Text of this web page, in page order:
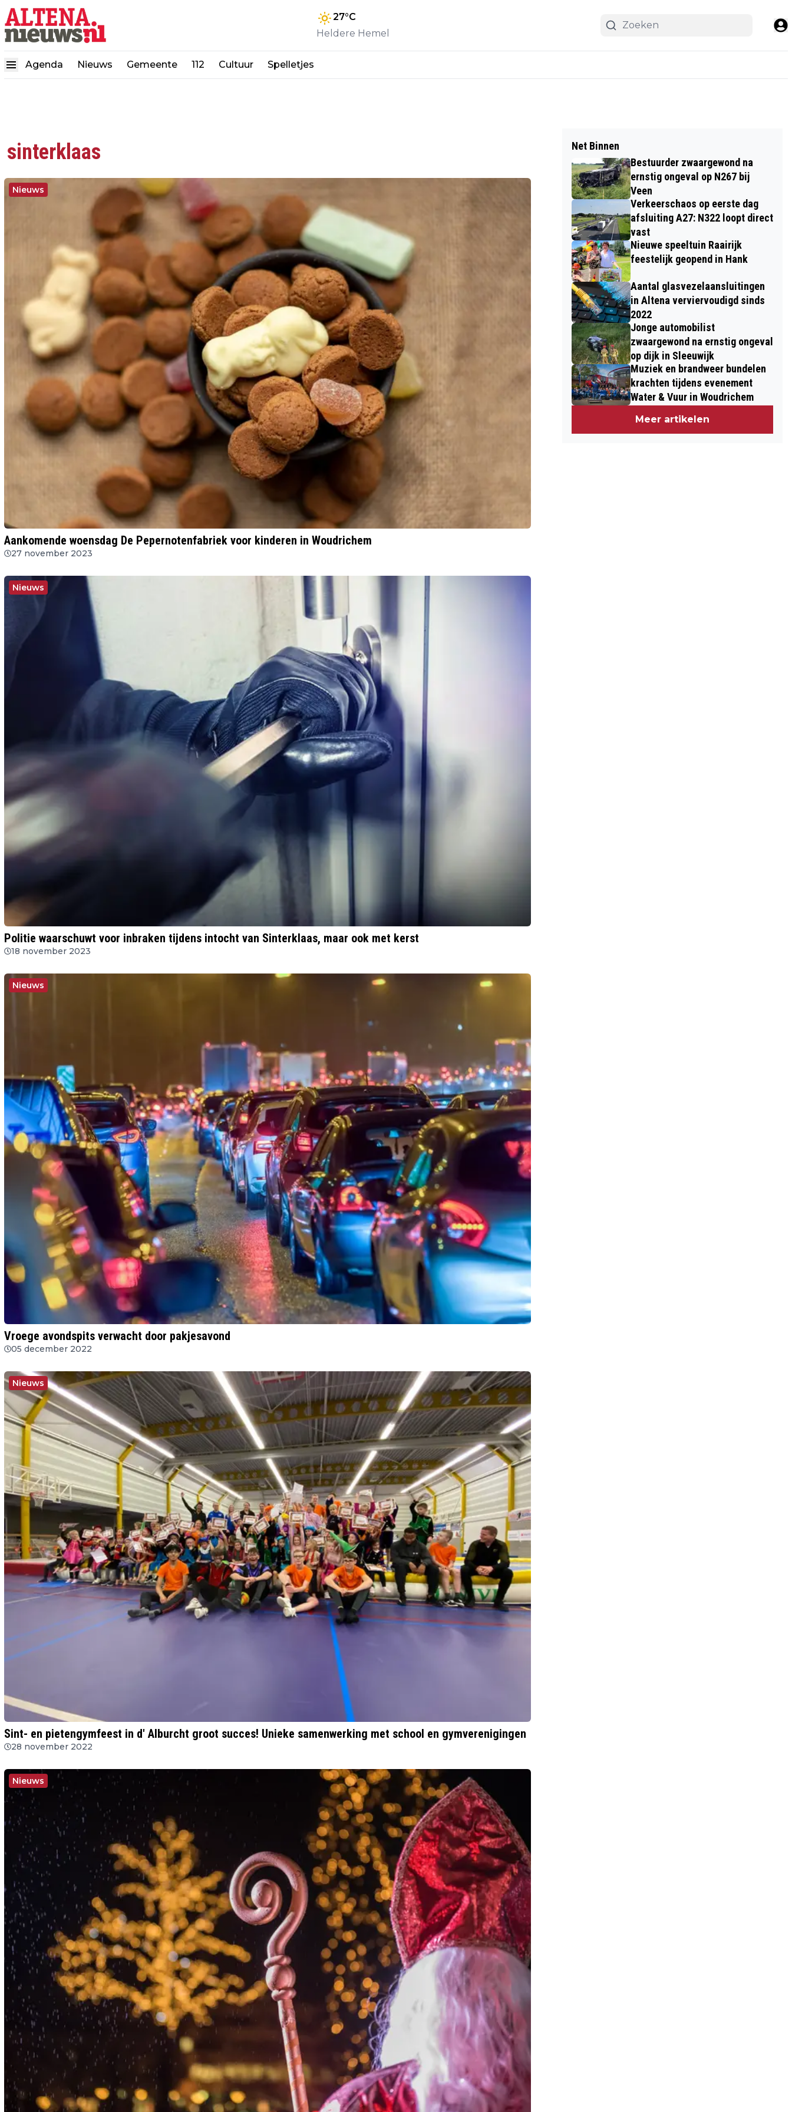
27°C
Heldere Hemel
Agenda Nieuws Gemeente 112 Cultuur Spelletjes
sinterklaas
Nieuws
Aankomende woensdag De Pepernotenfabriek voor kinderen in Woudrichem
27 november 2023
Nieuws
Politie waarschuwt voor inbraken tijdens intocht van Sinterklaas, maar ook met kerst
18 november 2023
Nieuws
Vroege avondspits verwacht door pakjesavond
05 december 2022
Nieuws
Sint- en pietengymfeest in d' Alburcht groot succes! Unieke samenwerking met school en gymverenigingen
28 november 2022
Nieuws
Net Binnen
Bestuurder zwaargewond na
ernstig ongeval op N267 bij
Veen
Verkeerschaos op eerste dag
afsluiting A27: N322 loopt direct
vast
Nieuwe speeltuin Raairijk
feestelijk geopend in Hank
Aantal glasvezelaansluitingen
in Altena verviervoudigd sinds
2022
Jonge automobilist
zwaargewond na ernstig ongeval
op dijk in Sleeuwijk
Muziek en brandweer bundelen
krachten tijdens evenement
Water & Vuur in Woudrichem
Meer artikelen